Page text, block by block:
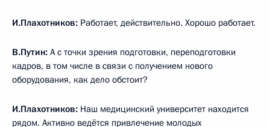
И.Плахотников: Работает, действительно. Хорошо работает.
В.Путин: А с точки зрения подготовки, переподготовки
кадров, в том числе в связи с получением нового
оборудования, как дело обстоит?
И.Плахотников: Наш медицинский университет находится
рядом. Активно ведётся привлечение молодых